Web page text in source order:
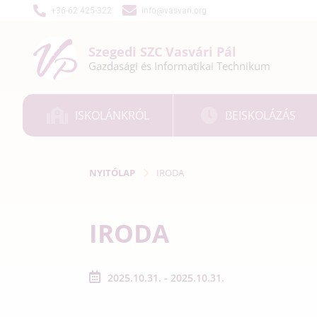
+36-62 425-322 info@vasvari.org
Szegedi SZC Vasvári Pál
Gazdasági és Informatikai Technikum
ISKOLÁNKRÓL BEISKOLÁZÁS
NYITÓLAP IRODA
IRODA
2025.10.31. - 2025.10.31.